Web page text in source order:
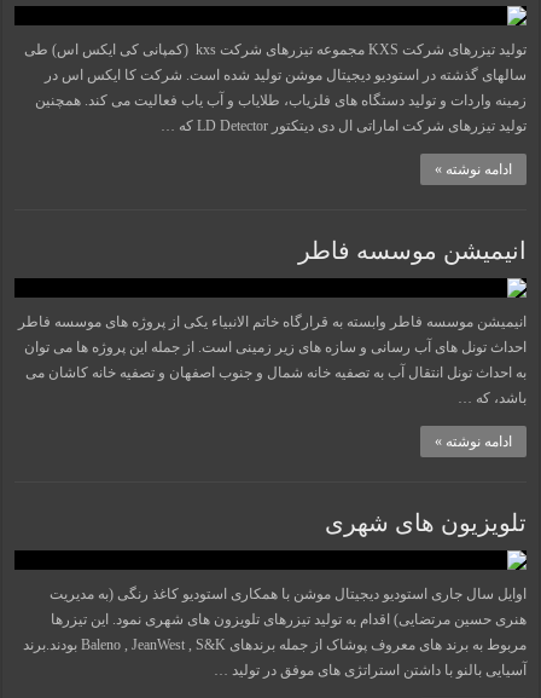
تولید تیزرهای شرکت KXS مجموعه تیزرهای شرکت kxs (کمپانی کی ایکس اس) طی
سالهای گذشته در استودیو دیجیتال موشن تولید شده است. شرکت کا ایکس اس در
زمینه واردات و تولید دستگاه های فلزیاب، طلایاب و آب یاب فعالیت می کند. همچنین
تولید تیزرهای شرکت اماراتی ال دی دیتکتور LD Detector که …
ادامه نوشته »
انیمیشن موسسه فاطر
انیمیشن موسسه فاطر وابسته به قرارگاه خاتم الانبیاء یکی از پروژه های موسسه فاطر
احداث تونل های آب رسانی و سازه های زیر زمینی است. از جمله این پروژه ها می توان
به احداث تونل انتقال آب به تصفیه خانه شمال و جنوب اصفهان و تصفیه خانه کاشان می
باشد، که …
ادامه نوشته »
تلویزیون های شهری
اوایل سال جاری استودیو دیجیتال موشن با همکاری استودیو کاغذ رنگی (به مدیریت
هنری حسین مرتضایی) اقدام به تولید تیزرهای تلویزون های شهری نمود. این تیزرها
مربوط به برند های معروف پوشاک از جمله برندهای Baleno , JeanWest , S&K بودند.برند
آسیایی بالنو با داشتن استراتژی های موفق در تولید …